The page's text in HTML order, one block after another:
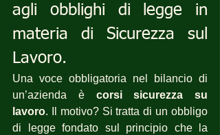
agli obblighi di legge in
materia di Sicurezza sul
Lavoro.
Una voce obbligatoria nel bilancio di
un’azienda è corsi sicurezza su
lavoro. Il motivo? Si tratta di un obbligo
di legge fondato sul principio che la